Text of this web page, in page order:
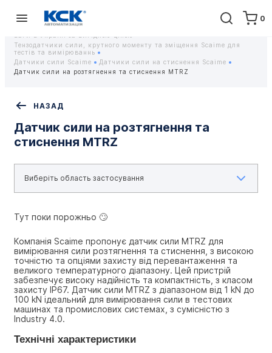
0
Головна Обладнання
Контрольно-вимірювальні прилади
Тензодатчики та тензометричні датчики Scaime - Купити датчики
Тензодатчики сили, крутного моменту та зміщення Scaime для
тестів та вимірюваннь
Датчики сили Scaime
Датчики сили на стиснення Scaime
Датчик сили на розтягнення та стиснення MTRZ
НАЗАД
Датчик сили на розтягнення та
стиснення MTRZ
Тут поки порожньо 🙄
Компанія Scaime пропонує датчик сили MTRZ для
вимірювання сили розтягнення та стиснення, з високою
точністю та опціями захисту від перевантаження та
великого температурного діапазону. Цей пристрій
забезпечує високу надійність та компактність, з класом
захисту IP67. Датчик сили MTRZ з діапазоном від 1 kN до
100 kN ідеальний для вимірювання сили в тестових
машинах та промислових системах, з сумісністю з
Industry 4.0.
Технічні характеристики